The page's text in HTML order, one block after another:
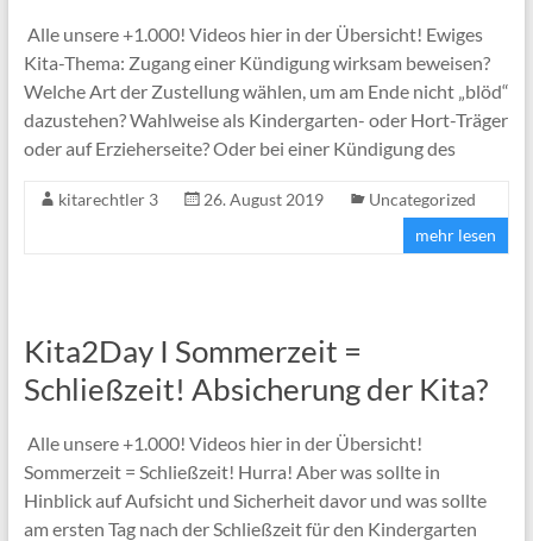
Alle unsere +1.000! Videos hier in der Übersicht! Ewiges
Kita-Thema: Zugang einer Kündigung wirksam beweisen?
Welche Art der Zustellung wählen, um am Ende nicht „blöd“
dazustehen? Wahlweise als Kindergarten- oder Hort-Träger
oder auf Erzieherseite? Oder bei einer Kündigung des
kitarechtler 3 26. August 2019
Uncategorized
mehr lesen
Kita2Day I Sommerzeit =
Schließzeit! Absicherung der Kita?
Alle unsere +1.000! Videos hier in der Übersicht!
Sommerzeit = Schließzeit! Hurra! Aber was sollte in
Hinblick auf Aufsicht und Sicherheit davor und was sollte
am ersten Tag nach der Schließzeit für den Kindergarten